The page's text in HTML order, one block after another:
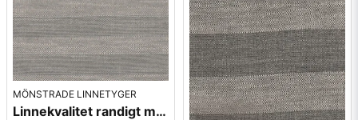
MÖNSTRADE LINNETYGER
Linnekvalitet randigt möbeltyg - ljusgrå 940926-90 Berghem